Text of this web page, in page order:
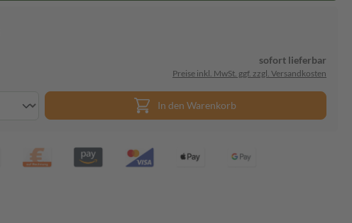
sofort lieferbar
Preise inkl. MwSt. ggf. zzgl. Versandkosten
In den Warenkorb